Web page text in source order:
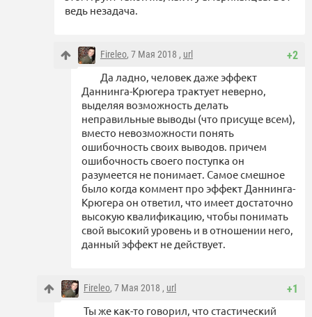
ведь незадача.
+2
Fireleo, 7 Мая 2018 , url
Да ладно, человек даже эффект
Даннинга-Крюгера трактует неверно,
выделяя возможность делать
неправильные выводы (что присуще всем),
вместо невозможности понять
ошибочность своих выводов. причем
ошибочность своего поступка он
разумеется не понимает. Самое смешное
было когда коммент про эффект Даннинга-
Крюгера он ответил, что имеет достаточно
высокую квалификацию, чтобы понимать
свой высокий уровень и в отношении него,
данный эффект не действует.
+1
Fireleo, 7 Мая 2018 , url
Ты же как-то говорил, что стастический